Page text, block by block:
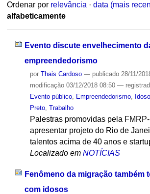
Ordenar por relevância · data (mais
alfabeticamente
Evento discute envelhecimento
empreendedorismo
por Thais Cardoso — publicado28/11/
modificação03/12/2018 08:50 —
Evento público, Empreendedorismo,
Preto, Trabalho
Palestras promovidas pela
apresentar projeto do Rio de
talentos acima de 40 anos e
Localizado em NOTÍCIAS
Fenômeno da migração também
com idosos